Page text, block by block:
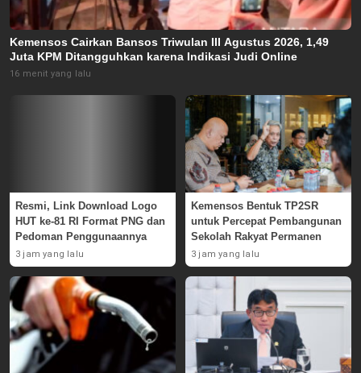
Kemensos Cairkan Bansos Triwulan III Agustus 2026, 1,49
Juta KPM Ditangguhkan karena Indikasi Judi Online
16 menit yang lalu
Resmi, Link Download Logo
HUT ke-81 RI Format PNG dan
Pedoman Penggunaannya
3 jam yang lalu
Kemensos Bentuk TP2SR
untuk Percepat Pembangunan
Sekolah Rakyat Permanen
3 jam yang lalu